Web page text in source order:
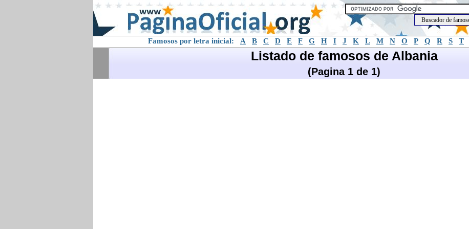
Famosos por letra inicial: A B C D E F G H I J K L M N O P Q R S T
Listado de famosos de Albania
(Pagina 1 de 1)